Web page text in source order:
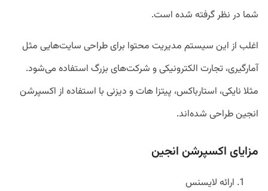
شما در نظر گرفته شده است.
اغلب از این سیستم مدیریت محتوا برای طراحی سایت‌هایی مثل
آمارگیری، تجارت الکترونیکی و شرکت‌های بزرگ استفاده می‌شود.
مثلا نایکی، استارباکس، پیتزا هات و دیزنی با استفاده از اکسپرشن
انجین طراحی شده‌اند.
مزایای اکسپرشن انجین
ارائه لایسنس